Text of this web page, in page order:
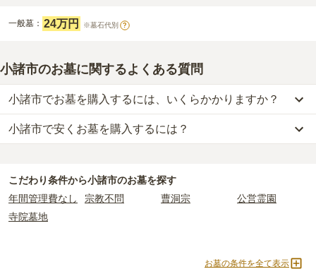
一般墓： 24万円 ※墓石代別 ?
小諸市のお墓に関するよくある質問
小諸市でお墓を購入するには、いくらかかりますか？
小諸市での購入費用の目安は、一般墓が約203万円
一般墓を建てる場合は、「永代使用料（土地代）」と「墓石代」の
小諸市 の一般墓の永代使用料の平均は
平均161万円
です。いずれも区画の広さや墓石の大きさ・素材によ
って変わります。
小諸市で安くお墓を購入するには？
で、12万円 (墓石代別)からお求めいただけます。
する「合祀墓（ごうしぼ）」
と呼ばれるタイプです。個別のお墓に
比べて省スペースで管理の手間がかからないため、費用が安く設定
こだわり条件から小諸市のお墓を探す
年間管理費なし
宗教不問 曹洞宗
公営霊園
寺院墓地
お墓の条件を全て表示